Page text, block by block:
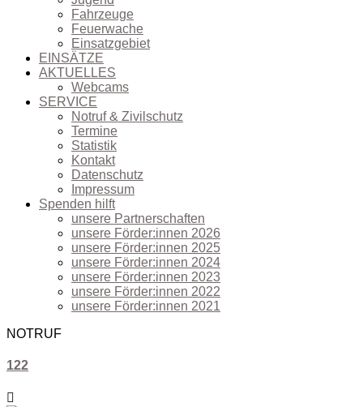
Fahrzeuge
Feuerwache
Einsatzgebiet
EINSÄTZE
AKTUELLES
Webcams
SERVICE
Notruf & Zivilschutz
Termine
Statistik
Kontakt
Datenschutz
Impressum
Spenden hilft
unsere Partnerschaften
unsere Förder:innen 2026
unsere Förder:innen 2025
unsere Förder:innen 2024
unsere Förder:innen 2023
unsere Förder:innen 2022
unsere Förder:innen 2021
NOTRUF
122